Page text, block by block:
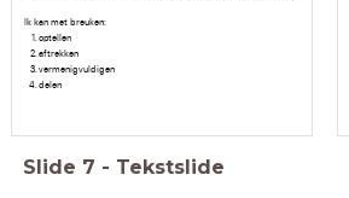
Ik kan met breuken:
optellen
aftrekken
vermenigvuldigen
delen
Slide 7 - Tekstslide